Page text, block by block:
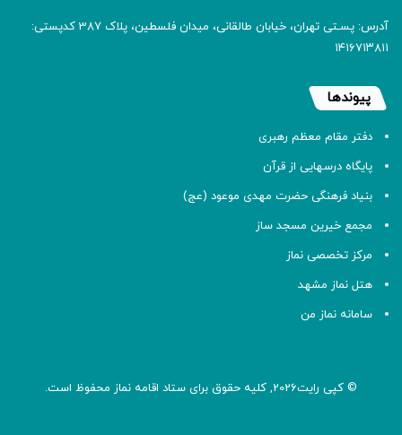
آدرس: پسـتی تهران، خیابان طالقانی، میدان فلسطین، پلاک 387 کدپستی:
۱۴۱۶۷۱۳۸۱۱
پیوندها
دفتر مقام معظم رهبری
پایگاه درسهایی از قرآن
بنیاد فرهنگی حضرت مهدی موعود (عج)
مجمع خیرین مسجد ساز
مرکز تخصصی نماز
هتل نماز مشهد
سامانه نماز من
© کپی رایت2026, کلیه حقوق برای ستاد اقامه نماز محفوظ است.